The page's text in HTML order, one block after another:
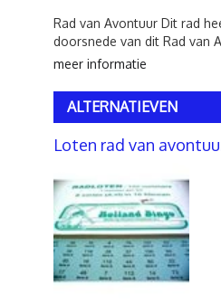
Rad van Avontuur Dit rad
doorsnede van dit Rad van
meer informatie
ALTERNATIEVEN
Loten rad van